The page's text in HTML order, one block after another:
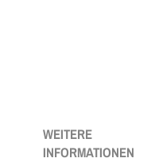
WEITERE
INFORMATIONEN